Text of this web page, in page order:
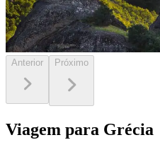
Anterior Próximo
Viagem para Grécia